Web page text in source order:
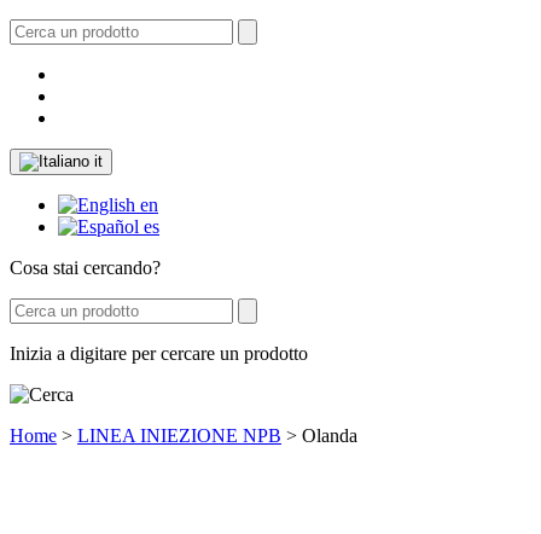
it
en
es
Cosa stai cercando?
Inizia a digitare per cercare un prodotto
Home > LINEA INIEZIONE NPB > Olanda